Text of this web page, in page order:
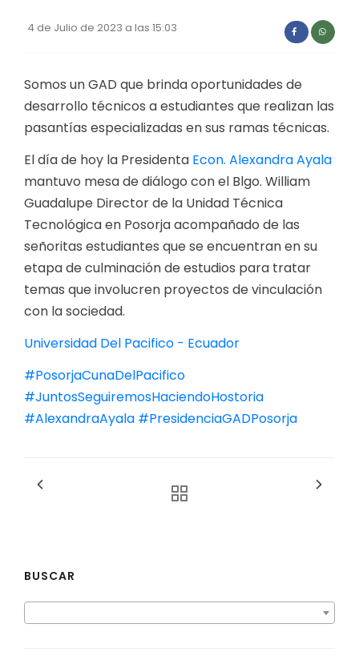
Plan de desarrollo y Ordenamiento Territorial -
Plan Anual Contratación - PAC
Plan Operativo Anual - POA
Convenios Institucionales
PRESUPUESTO: EJECUCIÓN Y REPORTES
Cédulas presupuestarias y balances
Procesos de contratación
Ejecución Presupuestaria
Obras y proyectos
4 de Julio de 2023 a las 15:03
Somos un GAD que brinda oportunidades de
desarrollo técnicos a estudiantes que realizan las
pasantías especializadas en sus ramas técnicas.
El día de hoy la Presidenta Econ. Alexandra Ayala
mantuvo mesa de diálogo con el Blgo. William
Guadalupe Director de la Unidad Técnica
Tecnológica en Posorja acompañado de las
señoritas estudiantes que se encuentran en su
etapa de culminación de estudios para tratar
temas que involucren proyectos de vinculación
con la sociedad.
Universidad Del Pacifico - Ecuador
#PosorjaCunaDelPacifico
#JuntosSeguiremosHaciendoHostoria
#AlexandraAyala #PresidenciaGADPosorja
BUSCAR